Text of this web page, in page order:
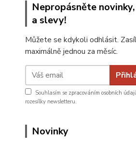
Nepropásněte
a slevy!
Můžete se kdykoli odhlásit.
maximálně jednou za měsíc.
Souhlasím se zpracováním osobních
rozesílky newsletteru.
Novinky